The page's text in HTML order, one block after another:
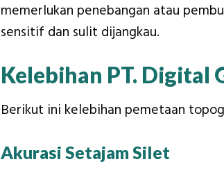
memerlukan penebangan atau
sensitif dan sulit dijangkau.
Kelebihan PT. Digital
Berikut ini kelebihan pemetaan
Akurasi Setajam Silet